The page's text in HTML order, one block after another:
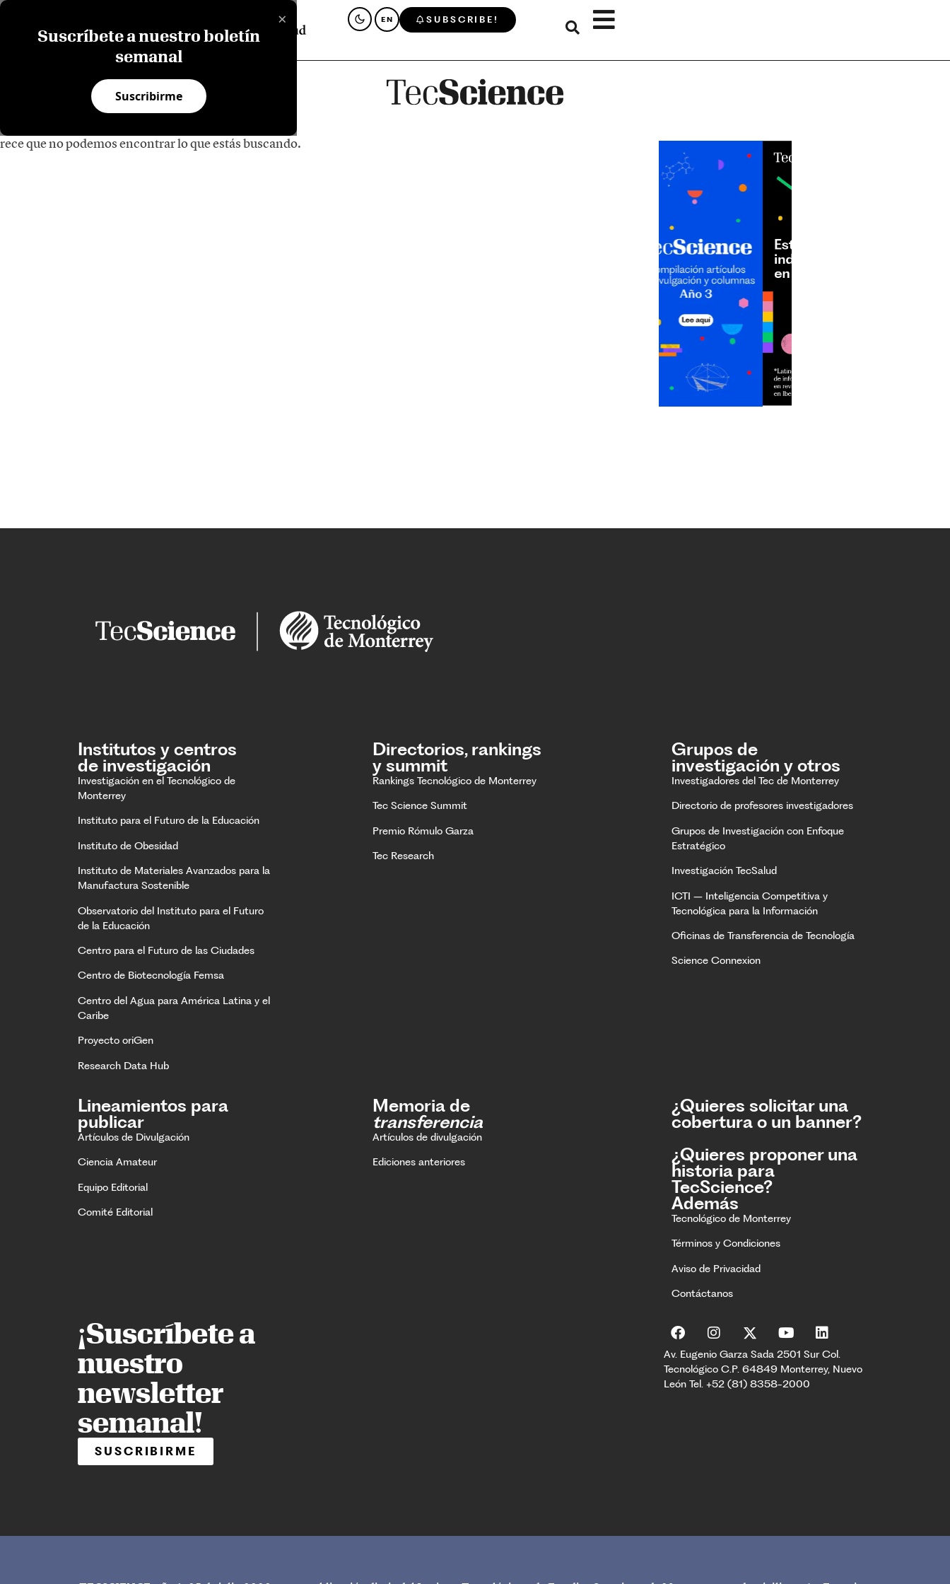
×
Suscríbete a nuestro boletín
semanal
Suscribirme
EN SUBSCRIBE!
que no podemos encontrar lo que estás buscando.
Institutos y centros
de investigación
Investigación en el Tecnológico de
Monterrey
Instituto para el Futuro de la Educación
Instituto de Obesidad
Instituto de Materiales Avanzados para la
Manufactura Sostenible
Observatorio del Instituto para el Futuro
de la Educación
Centro para el Futuro de las Ciudades
Centro de Biotecnología Femsa
Centro del Agua para América Latina y el
Caribe
Proyecto oriGen
Research Data Hub
Directorios, rankings
y summit
Rankings Tecnológico de Monterrey
Tec Science Summit
Premio Rómulo Garza
Tec Research
Grupos de
investigación y otros
Investigadores del Tec de Monterrey
Directorio de profesores investigadores
Grupos de Investigación con Enfoque
Estratégico
Investigación TecSalud
ICTI – Inteligencia Competitiva y
Tecnológica para la Información
Oficinas de Transferencia de Tecnología
Science Connexion
Lineamientos para
publicar
Artículos de Divulgación
Ciencia Amateur
Equipo Editorial
Comité Editorial
Memoria de
transferencia
Artículos de divulgación
Ediciones anteriores
¿Quieres solicitar una
cobertura o un banner?
¿Quieres proponer una
historia para
TecScience?
Además
Tecnológico de Monterrey
Términos y Condiciones
Aviso de Privacidad
Contáctanos
¡Suscríbete a
nuestro
newsletter
semanal!
SUSCRIBIRME
Av. Eugenio Garza Sada 2501 Sur Col.
Tecnológico C.P. 64849 Monterrey, Nuevo
León Tel. +52 (81) 8358-2000